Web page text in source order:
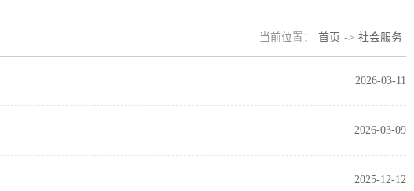
当前位置： 首页 -> 社会服务
2026-03-11
2026-03-09
2025-12-12